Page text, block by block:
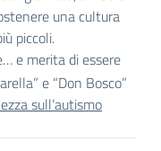
una cultura
piccoli.
e merita di essere
e “Don Bosco”
sull’autismo